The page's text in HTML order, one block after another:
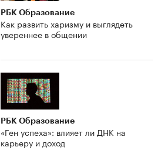
РБК Образование
Как развить харизму и выглядеть
увереннее в общении
РБК Образование
«Ген успеха»: влияет ли ДНК на
карьеру и доход